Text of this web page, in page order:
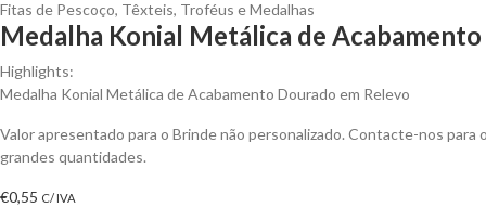
Fitas de Pescoço, Têxteis, Troféus e Medalhas
Medalha Konial Metálica de
Highlights:
Medalha Konial Metálica de Acabamento Dourado em Relevo
Valor apresentado para o Brinde não personalizado. Contacte-nos
grandes quantidades.
€0,55 C/ IVA